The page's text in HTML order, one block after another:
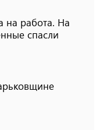
на работа. На
спасли